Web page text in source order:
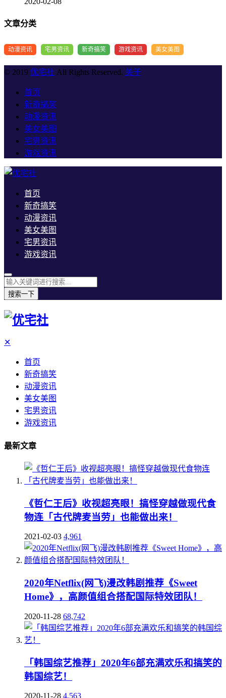
文章分类
动漫资讯 宅男资讯 新奇搞笑 游戏资讯 美女美图
© 2019 优宅社 All Rights Reserved. 关于
首页
新奇搞笑
动漫资讯
美女美图
宅男资讯
游戏资讯
首页
新奇搞笑
动漫资讯
美女美图
宅男资讯
游戏资讯
搜索一下
✕
首页
新奇搞笑
动漫资讯
美女美图
宅男资讯
游戏资讯
最新文章
《哲仁王后》收视超亮眼！搞怪穿越做现代食
物连「古代牌麦当劳」也能做出来！
2021-02-03 4,961
2020年Netflix(网飞)漫改韩剧推荐《Sweet
Home》，高颜值组合搭配国际特效团队！
2020-11-28 68,742
「韩国综艺推荐」2020年6部充满欢乐和搞笑的
韩国综艺！
2020-11-28 4,563